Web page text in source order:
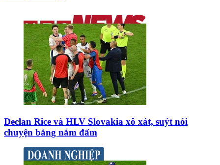
Declan Rice và HLV Slovakia xô xát, suýt nói
chuyện bằng nắm đấm